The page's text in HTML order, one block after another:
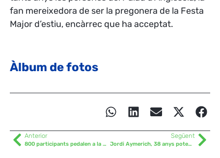
fan mereixedora de ser la pregonera de la Festa
Major d’estiu, encàrrec que ha acceptat.
Àlbum de fotos
Anterior
800 participants pedalen a la XV CatiGat
Següent
Jordi Aymerich, 38 anys potenciant la natació